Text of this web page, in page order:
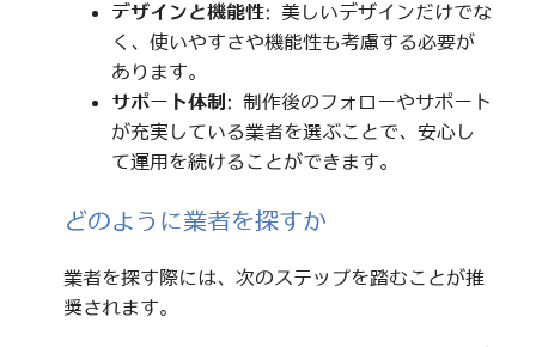
デザインと機能性: 美しいデザインだけでな
く、使いやすさや機能性も考慮する必要が
あります。
サポート体制 : 制作後のフォローやサポート
が充実している業者を選ぶことで、安心し
て運用を続けることができます。
どのように業者を探すか
業者を探す際には、次のステップを踏むことが推
奨されます。